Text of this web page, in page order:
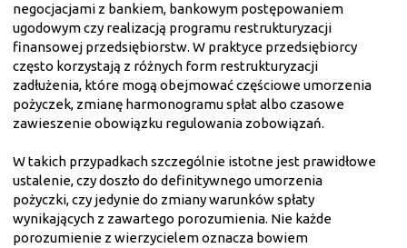
negocjacjami z bankiem, bankowym postępowaniem
ugodowym czy realizacją programu restrukturyzacji
finansowej przedsiębiorstw. W praktyce przedsiębiorcy
często korzystają z różnych form restrukturyzacji
zadłużenia, które mogą obejmować częściowe umorzenia
pożyczek, zmianę harmonogramu spłat albo czasowe
zawieszenie obowiązku regulowania zobowiązań.
W takich przypadkach szczególnie istotne jest prawidłowe
ustalenie, czy doszło do definitywnego umorzenia
pożyczki, czy jedynie do zmiany warunków spłaty
wynikających z zawartego porozumienia. Nie każde
porozumienie z wierzycielem oznacza bowiem